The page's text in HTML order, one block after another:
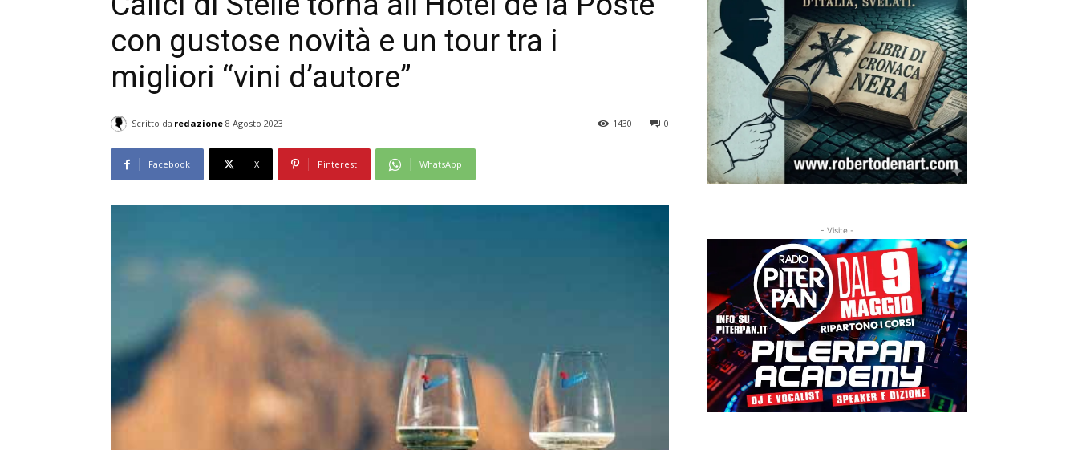
con gustose novità e un tour tra i
migliori “vini d’autore”
Scritto da redazione 8 Agosto 2023 0
1430
Facebook X Pinterest WhatsApp
- Visite -